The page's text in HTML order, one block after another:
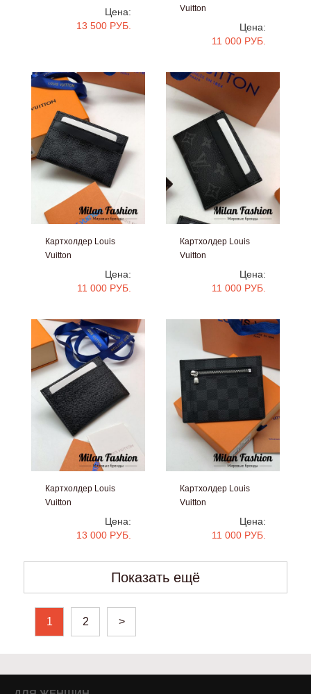
Цена:
13 500 РУБ.
Vuitton
Цена:
11 000 РУБ.
Картхолдер Louis
Vuitton
Цена:
11 000 РУБ.
Картхолдер Louis
Vuitton
Цена:
11 000 РУБ.
Картхолдер Louis
Vuitton
Цена:
13 000 РУБ.
Картхолдер Louis
Vuitton
Цена:
11 000 РУБ.
Показать ещё
1 2 >